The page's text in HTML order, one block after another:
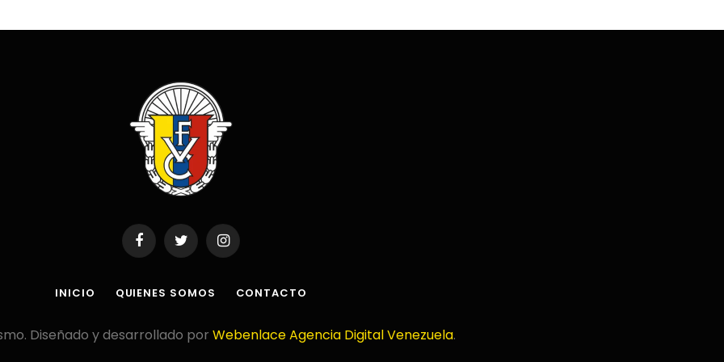
FacebookTwitter Instagram
INICIO QUIENES SOMOS CONTACTO
Diseñado y desarrollado por Webenlace Agencia Digital Venezuela.